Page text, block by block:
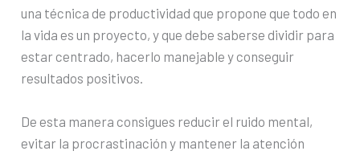
una técnica de productividad que propone que todo en
la vida es un proyecto, y que debe saberse dividir para
estar centrado, hacerlo manejable y conseguir
resultados positivos.
De esta manera consigues reducir el ruido mental,
evitar la procrastinación y mantener la atención